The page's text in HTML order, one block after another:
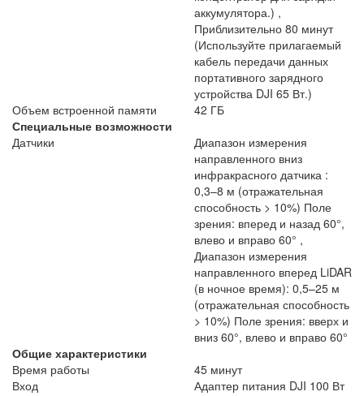
аккумулятора.) ,
Приблизительно 80 минут
(Используйте прилагаемый
кабель передачи данных
портативного зарядного
устройства DJI 65 Вт.)
Объем встроенной памяти
42 ГБ
Специальные возможности
Датчики
Диапазон измерения
направленного вниз
инфракрасного датчика :
0,3–8 м (отражательная
способность > 10%) Поле
зрения: вперед и назад 60°,
влево и вправо 60° ,
Диапазон измерения
направленного вперед LiDAR
(в ночное время): 0,5–25 м
(отражательная способность
> 10%) Поле зрения: вверх и
вниз 60°, влево и вправо 60°
Общие характеристики
Время работы
45 минут
Вход
Адаптер питания DJI 100 Вт